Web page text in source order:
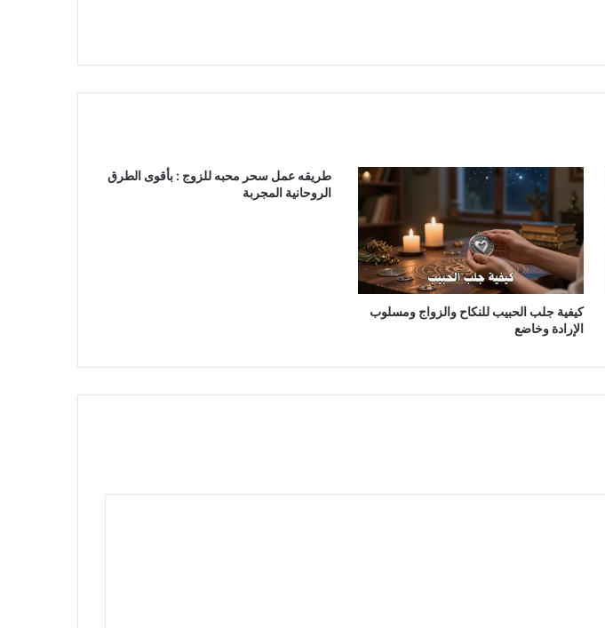
كيفية جلب الحبيب للنكاح والزواج ومسلوب
الإرادة وخاضع
طريقه عمل سحر محبه للزوج : بأقوى الطرق
الروحانية المجربة